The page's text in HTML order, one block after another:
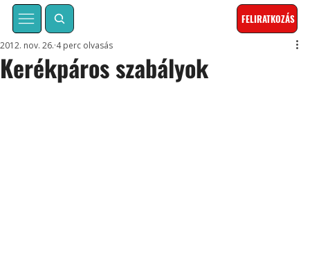
FELIRATKOZÁS
Kerékpáros szabályok
2012. nov. 26. 4 perc olvasás